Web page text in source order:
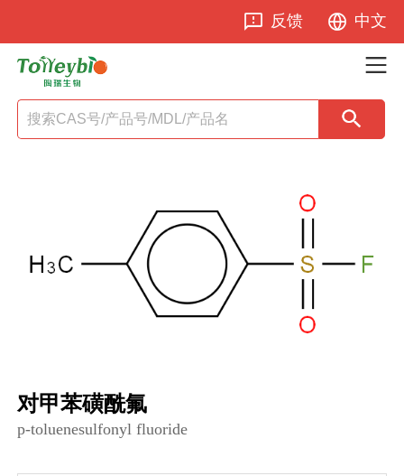
反馈 中文
对甲苯磺酰氟
p-toluenesulfonyl fluoride